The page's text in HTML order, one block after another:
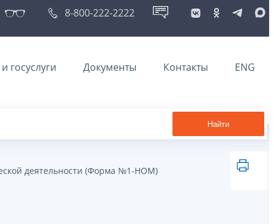
8-800-222-2222
госуслуги Документы Контакты ENG
Найти
деятельности (Форма №1-НОМ)